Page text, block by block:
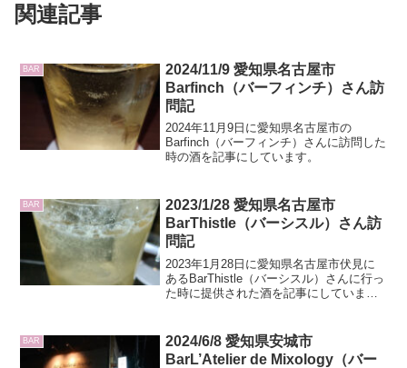
関連記事
BAR
2024/11/9 愛知県名古屋市
Barfinch（バーフィンチ）さん訪
問記
2024年11月9日に愛知県名古屋市の
Barfinch（バーフィンチ）さんに訪問した
時の酒を記事にしています。
BAR
2023/1/28 愛知県名古屋市
BarThistle（バーシスル）さん訪
問記
2023年1月28日に愛知県名古屋市伏見に
あるBarThistle（バーシスル）さんに行っ
た時に提供された酒を記事にしていま
BAR
2024/6/8 愛知県安城市
BarL’Atelier de Mixology（バー